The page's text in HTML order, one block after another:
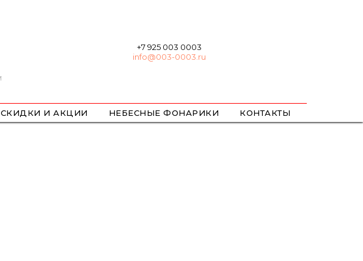
+7 925 003 0003
info@003-0003.ru
СКИДКИ И АКЦИИ НЕБЕСНЫЕ ФОНАРИКИ КОНТАКТЫ